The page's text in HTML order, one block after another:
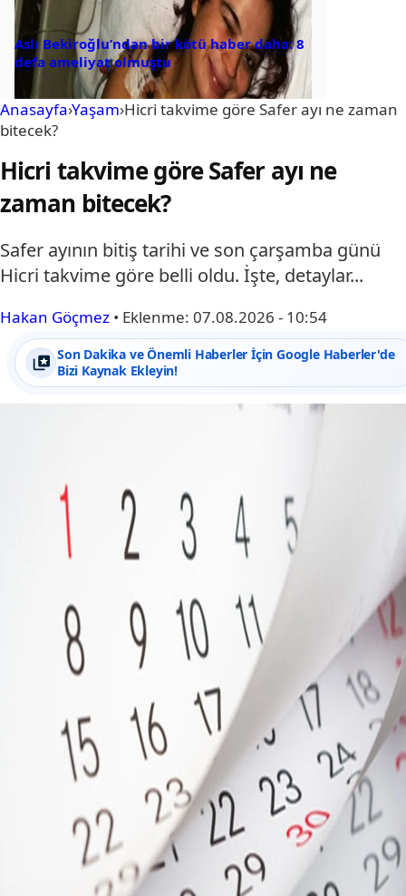
Aslı Bekiroğlu’ndan bir kötü haber daha: 8
defa ameliyat olmuştu
Anasayfa›Yaşam›Hicri takvime göre Safer ayı ne zaman
bitecek?
Hicri takvime göre Safer ayı ne
zaman bitecek?
Safer ayının bitiş tarihi ve son çarşamba günü
Hicri takvime göre belli oldu. İşte, detaylar...
Hakan Göçmez • Eklenme: 07.08.2026 - 10:54
Son Dakika ve Önemli Haberler İçin Google Haberler'de
Bizi Kaynak Ekleyin!